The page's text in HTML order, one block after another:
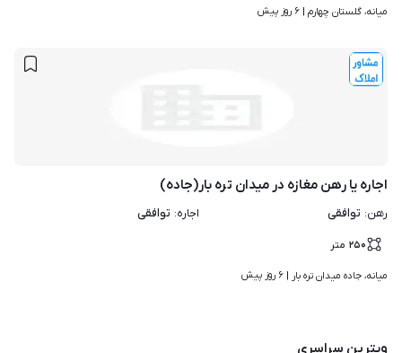
میانه، گلستان چهارم | ۶ روز پیش
اجاره یا رهن مغازه در میدان تره بار(جاده)
رهن: توافقی اجاره: توافقی
۲۵۰ متر
میانه، جاده میدان تره بار | ۶ روز پیش
ویترین سراسری